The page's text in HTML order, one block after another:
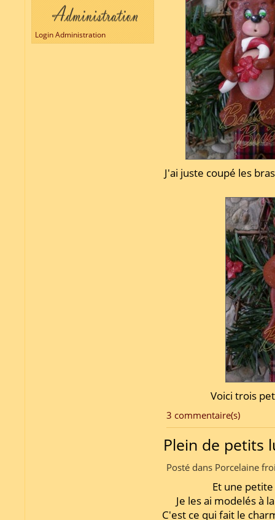
Login Administration
J'ai juste coupé les
Voici trois
3 commentaire(s)
Plein de petits
Posté dans Porcelaine
Et une
Je les ai modelés à
C'est ce qui fait le